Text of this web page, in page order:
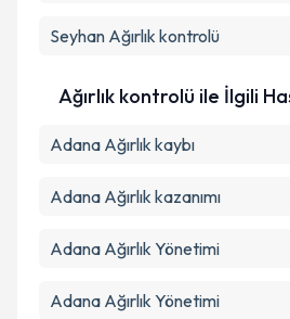
kapsamda işlenmesini
Takvim
Seyhan Ağırlık kontrolü
Ağırlık kontrolü ile İlgili
Adana Ağırlık kaybı
Adana Ağırlık kazanımı
Adana Ağırlık Yönetimi
Adana Ağırlık Yönetimi